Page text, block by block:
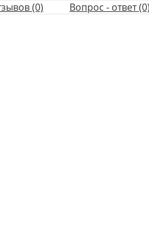
(0) Вопрос - ответ (0)